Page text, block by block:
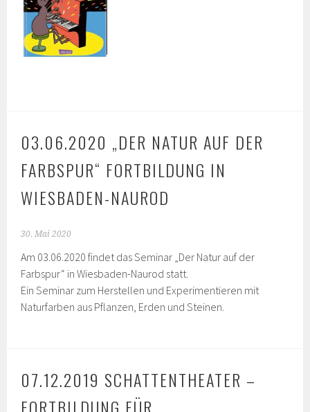
03.06.2020 „DER NATUR AUF DER
FARBSPUR“ FORTBILDUNG IN
WIESBADEN-NAUROD
30. Mai 2020
Am 03.06.2020 findet das Seminar „Der Natur auf der
Farbspur“ in Wiesbaden-Naurod statt.
Ein Seminar zum Herstellen und Experimentieren mit
Naturfarben aus Pflanzen, Erden und Steinen.
07.12.2019 SCHATTENTHEATER –
FORTBILDUNG FÜR